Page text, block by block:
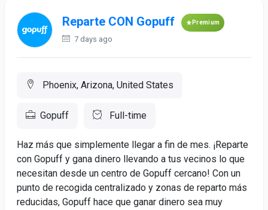
Reparte CON Gopuff Premium
7 days ago
Phoenix, Arizona, United States
Gopuff Full-time
Haz más que simplemente llegar a fin de mes. ¡Reparte
con Gopuff y gana dinero llevando a tus vecinos lo que
necesitan desde un centro de Gopuff cercano! Con un
punto de recogida centralizado y zonas de reparto más
reducidas, Gopuff hace que ganar dinero sea muy